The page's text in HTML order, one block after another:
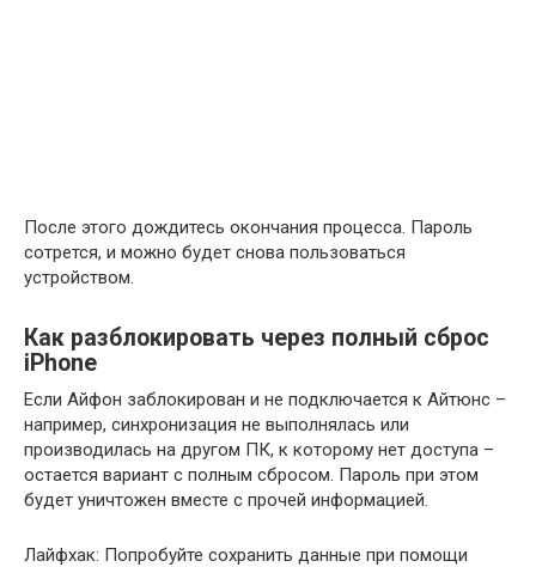
После этого дождитесь окончания процесса. Пароль
сотрется, и можно будет снова пользоваться
устройством.
Как разблокировать через полный сброс
iPhone
Если Айфон заблокирован и не подключается к Айтюнс –
например, синхронизация не выполнялась или
производилась на другом ПК, к которому нет доступа –
остается вариант с полным сбросом. Пароль при этом
будет уничтожен вместе с прочей информацией.
Лайфхак: Попробуйте сохранить данные при помощи